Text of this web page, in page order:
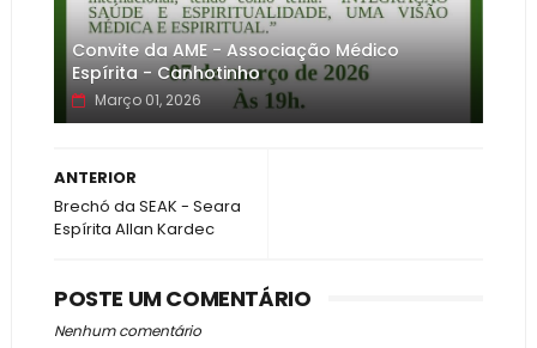
Convite da AME - Associação Médico
Espírita - Canhotinho
Março 01, 2026
ANTERIOR
Brechó da SEAK - Seara
Espírita Allan Kardec
POSTE UM COMENTÁRIO
Nenhum comentário